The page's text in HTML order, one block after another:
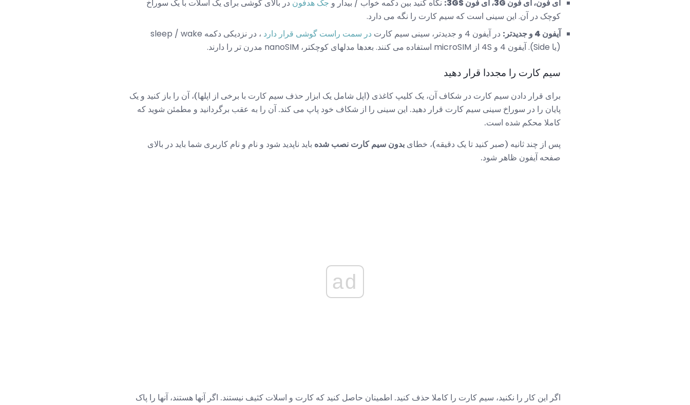
آی فون، آی فون 3G، آی فون 3GS: نگاه کنید بین دکمه خواب / بیدار و جک هدفون در بالای گوشی برای یک اسلات با یک سوراخ
کوچک در آن. این سینی است که سیم کارت را نگه می دارد.
آیفون 4 و جدیدتر:
در آیفون 4 و جدیدتر، سینی سیم کارت در سمت راست گوشی قرار دارد
، در نزدیکی دکمه sleep / wake
(یا Side). آیفون 4 و 4S از microSIM استفاده می کنند. بعدها مدلهای کوچکتر، nanoSIM مدرن تر را دارند.
سیم کارت را مجددا قرار دهید
برای قرار دادن سیم کارت در شکاف آن، یک کلیپ کاغذی (اپل شامل یک ابزار حذف سیم کارت با برخی از اپلها)، آن را باز کنید و یک
پایان را در سوراخ سینی سیم کارت قرار دهید. این سینی را از شکاف خود پاپ می کند. آن را به عقب برگردانید و مطمئن شوید که
کاملا محکم شده است.
پس از چند ثانیه (صبر کنید تا یک دقیقه)، خطای بدون سیم کارت نصب شده باید ناپدید شود و نام و نام کاربری شما باید در بالای
صفحه آیفون ظاهر شود.
ad
اگر این کار را نکنید، سیم کارت را کاملا حذف کنید. اطمینان حاصل کنید که کارت و اسلات کثیف نیستند. اگر آنها هستند، آنها را پاک